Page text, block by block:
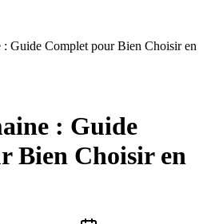
Guide Complet pour Bien Choisir en
: Guide
Bien Choisir en